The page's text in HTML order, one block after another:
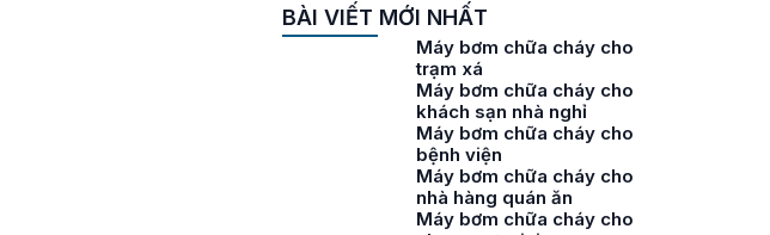
BÀI VIẾT MỚI NHẤT
Máy bơm chữa cháy cho
trạm xá
Máy bơm chữa cháy cho
khách sạn nhà nghỉ
Máy bơm chữa cháy cho
bệnh viện
Máy bơm chữa cháy cho
nhà hàng quán ăn
Máy bơm chữa cháy cho